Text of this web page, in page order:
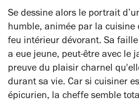
Se dessine alors le portrait
humble, animée par la cuisine
feu intérieur dévorant. Sa faille
a eue jeune, peut-être avec le
preuve du plaisir charnel
durant sa vie. Car si cuisiner
épicurien, la cheffe semble